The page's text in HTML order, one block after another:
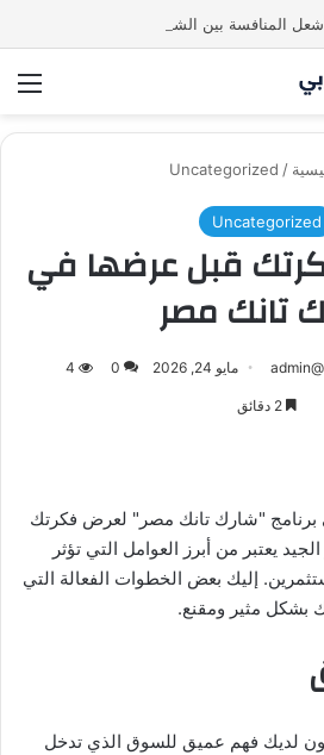
/
Uncategorized
Uncategorized
قبل عرضها في
تانك مصر
مايو 24, 2026 0
4
"شارك تانك مصر" لعرض فكرتك
يعتبر من أبرز العوامل التي تؤثر
إليك بعض الخطوات الفعالة التي
بشكل مثير ومقنع.
لديك فهم عميق للسوق الذي تدخل